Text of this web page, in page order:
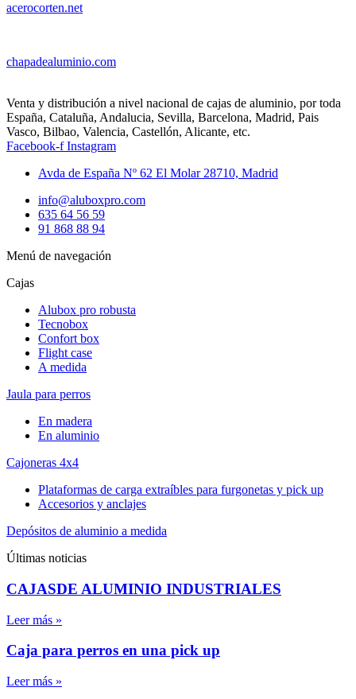
acerocorten.net
chapadealuminio.com
Venta y distribución a nivel nacional de cajas de aluminio, por toda
España, Cataluña, Andalucia, Sevilla, Barcelona, Madrid, Pais
Vasco, Bilbao, Valencia, Castellón, Alicante, etc.
Facebook-f Instagram
Avda de España Nº 62 El Molar 28710, Madrid
info@aluboxpro.com
635 64 56 59
91 868 88 94
Menú de navegación
Cajas
Alubox pro robusta
Tecnobox
Confort box
Flight case
A medida
Jaula para perros
En madera
En aluminio
Cajoneras 4x4
Plataformas de carga extraíbles para furgonetas y pick up
Accesorios y anclajes
Depósitos de aluminio a medida
Últimas noticias
CAJASDE ALUMINIO INDUSTRIALES
Leer más »
Caja para perros en una pick up
Leer más »